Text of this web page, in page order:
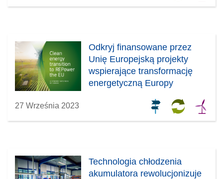
Odkryj finansowane przez
Unię Europejską projekty
wspierające transformację
energetyczną Europy
27 Września 2023
Technologia chłodzenia
akumulatora rewolucjonizuje